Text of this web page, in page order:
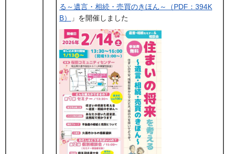
る～遺言・相続・売買のきほん～（PDF：394K
B）
」を開催しました